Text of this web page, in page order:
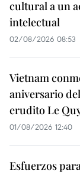
cultural a un
intelectual
02/08/2026 08:53
Vietnam
aniversario
erudito Le
01/08/2026 12:40
Esfuerzos